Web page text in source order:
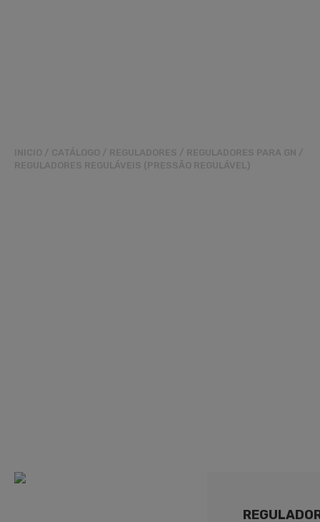
INICIO / CATÁLOGO / REGULADORES / REGULADORES PARA GN /
REGULADORES REGULÁVEIS (PRESSÃO REGULÁVEL)